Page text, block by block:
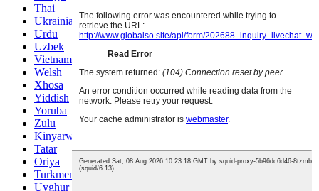
Thai
Ukrainian
Urdu
Uzbek
Vietnamese
Welsh
Xhosa
Yiddish
Yoruba
Zulu
Kinyarwanda
Tatar
Oriya
Turkmen
Uyghur